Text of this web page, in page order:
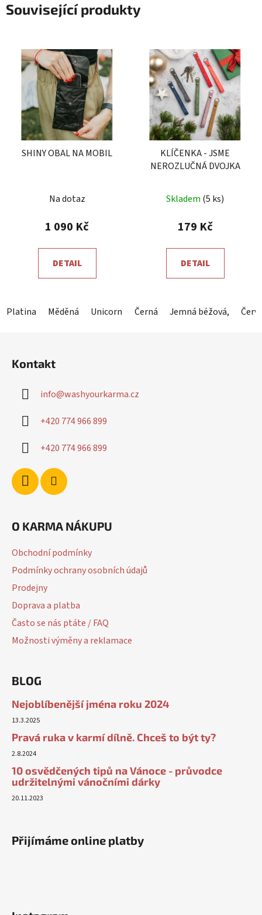
Související produkty
SHINY OBAL NA MOBIL
hodnocení
produktu
5,0
z
Na dotaz
1 090 Kč
DETAIL
Platina Měděná Unicorn Hořká čokoláda Shiny Mauve
KLÍČENKA - JSME
NEROZLUČNÁ DVOJKA
Skladem (5 ks)
179 Kč
DETAIL
Černá Jemná béžová,
Kontakt
info@washyourkarma.cz
+420 774 966 899
+420 774 966 899
O KARMA NÁKUPU
Obchodní podmínky
Podmínky ochrany osobních údajů
Prodejny
Doprava a platba
Často se nás ptáte / FAQ
Možnosti výměny a reklamace
BLOG
Nejoblíbenější jména roku 2024
13.3.2025
Pravá ruka v karmí dílně. Chceš to být ty?
2.8.2024
10 osvědčených tipů na Vánoce - průvodce
udržitelnými vánočními dárky
20.11.2023
Přijímáme online platby